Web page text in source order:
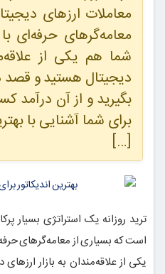
معاملات ارزهای
معامه‌گرهای حرفه‌ای
شما هم یکی از
دیجیتال هستید و قصد
بگیرید و از آن درآمد
برای شما آشنایی با
[…]
ترید روزانه یک استراتژی بسیار
است که بسیاری از معامه‌گرهای
یکی از علاقه‌مندان به بازار